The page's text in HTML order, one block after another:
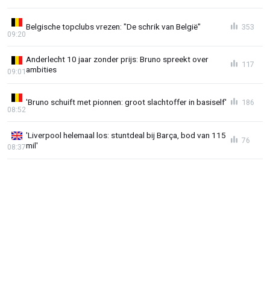
Belgische topclubs vrezen: "De schrik van België"
09:20
353
Anderlecht 10 jaar zonder prijs: Bruno spreekt over
ambities
09:01
117
'Bruno schuift met pionnen: groot slachtoffer in basiself'
08:52
186
'Liverpool helemaal los: stuntdeal bij Barça, bod van 115
mil'
08:37
76